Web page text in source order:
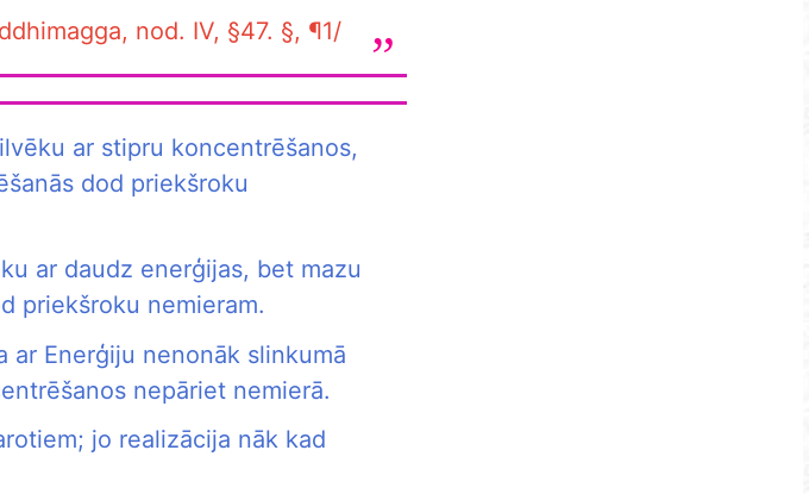
nod. IV, §47. §, ¶1/
ar stipru koncentrēšanos,
dod priekšroku
ar daudz enerģijas, bet mazu
priekšroku nemieram.
ar Enerģiju nenonāk slinkumā
nepāriet nemierā.
jo realizācija nāk kad